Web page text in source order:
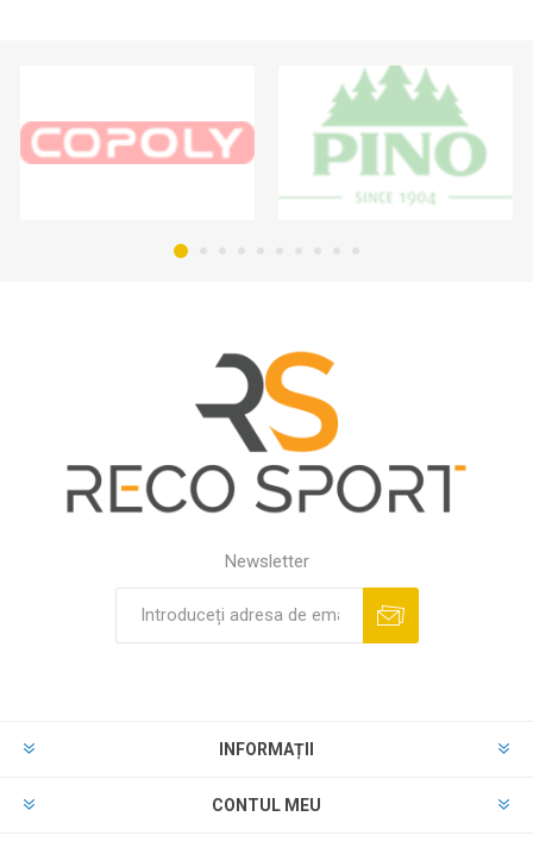
Newsletter
INFORMAȚII
CONTUL MEU